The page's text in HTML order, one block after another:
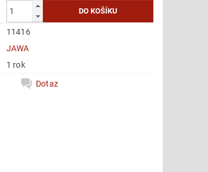
11416
JAWA
1 rok
Dotaz